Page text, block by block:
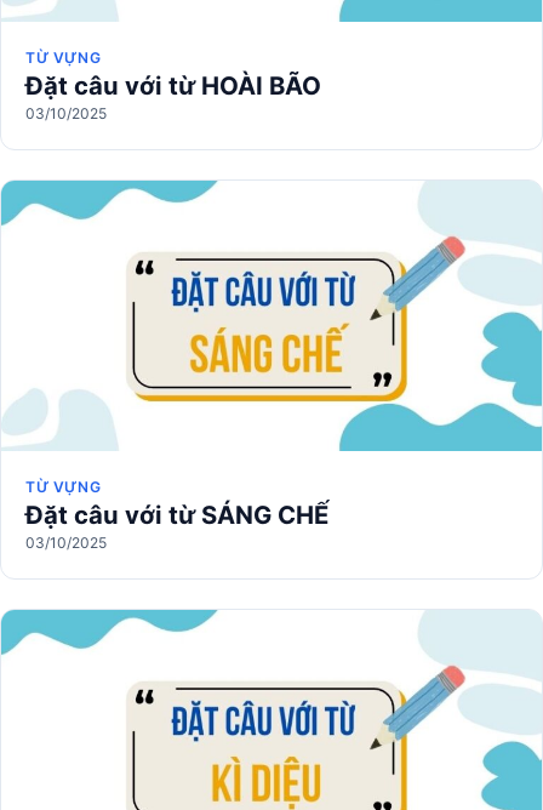
TỪ VỰNG
Đặt câu với từ HOÀI BÃO
03/10/2025
TỪ VỰNG
Đặt câu với từ SÁNG CHẾ
03/10/2025